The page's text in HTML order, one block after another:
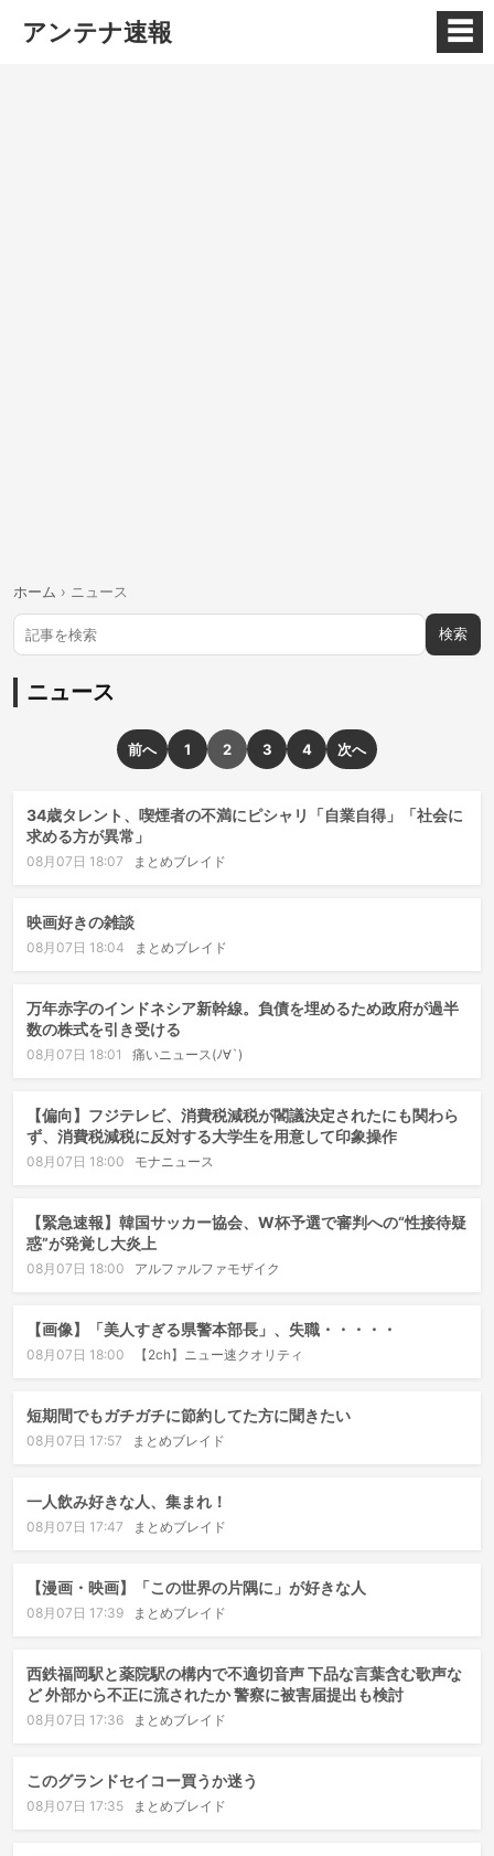
アンテナ速報 ☰
ホーム › ニュース
検索
ニュース
前へ 1 2 3 4 次へ
34歳タレント、喫煙者の不満にピシャリ「自業自得」「社会に
求める方が異常」
08月07日 18:07 まとめブレイド
映画好きの雑談
08月07日 18:04 まとめブレイド
万年赤字のインドネシア新幹線。負債を埋めるため政府が過半
数の株式を引き受ける
08月07日 18:01 痛いニュース(ﾉ∀`)
【偏向】フジテレビ、消費税減税が閣議決定されたにも関わら
ず、消費税減税に反対する大学生を用意して印象操作
08月07日 18:00 モナニュース
【緊急速報】韓国サッカー協会、W杯予選で審判への“性接待疑
惑”が発覚し大炎上
08月07日 18:00 アルファルファモザイク
【画像】「美人すぎる県警本部長」、失職・・・・・
08月07日 18:00 【2ch】ニュー速クオリティ
短期間でもガチガチに節約してた方に聞きたい
08月07日 17:57 まとめブレイド
一人飲み好きな人、集まれ！
08月07日 17:47 まとめブレイド
【漫画・映画】「この世界の片隅に」が好きな人
08月07日 17:39 まとめブレイド
西鉄福岡駅と薬院駅の構内で不適切音声 下品な言葉含む歌声な
ど 外部から不正に流されたか 警察に被害届提出も検討
08月07日 17:36 まとめブレイド
このグランドセイコー買うか迷う
08月07日 17:35 まとめブレイド